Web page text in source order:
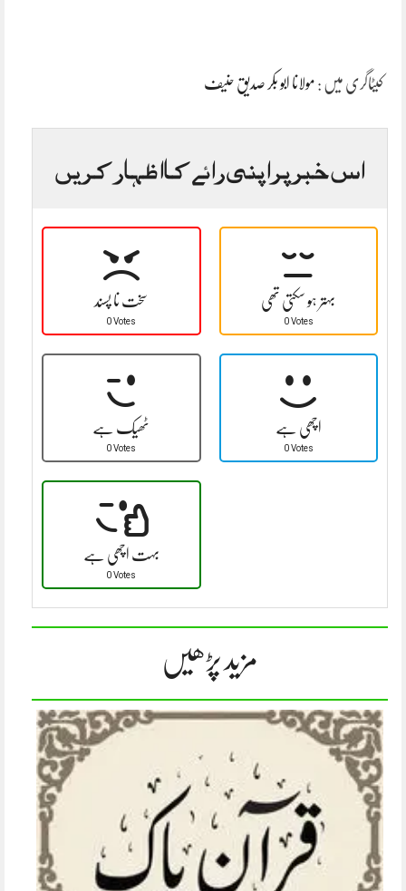
کیٹاگری میں : مولانا ابو بکر صدیق حنیف
اس خبر پر اپنی رائے کا اظہار کریں
سخت نا پسند
0 Votes
بہتر ہو سکتی تھی
0 Votes
ٹھیک ہے
0 Votes
اچھی ہے
0 Votes
بہت اچھی ہے
0 Votes
مزید پڑھیں